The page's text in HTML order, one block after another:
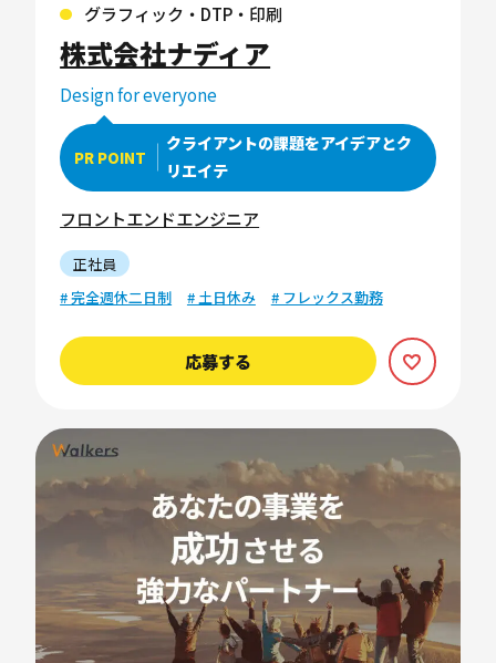
グラフィック・DTP・印刷
株式会社ナディア
Design for everyone
PR POINT
クライアントの課題をアイデアとク
リエイテ
フロントエンドエンジニア
正社員
# 完全週休二日制
# 土日休み # フレックス勤務
応募する